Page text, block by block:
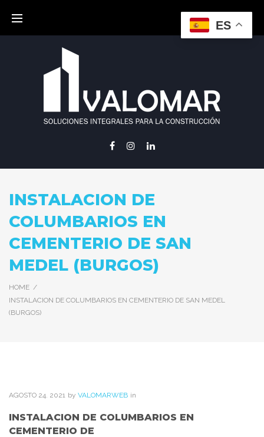
content
INSTALACION DE
COLUMBARIOS EN
CEMENTERIO DE SAN
MEDEL (BURGOS)
HOME /
INSTALACION DE COLUMBARIOS EN CEMENTERIO DE SAN MEDEL
(BURGOS)
AGOSTO 24. 2021 by VALOMARWEB in
INSTALACION DE COLUMBARIOS EN
CEMENTERIO DE
ES